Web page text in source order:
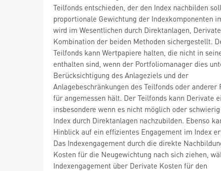
Teilfonds entschieden, der den Index nachbilden
proportionale Gewichtung der Indexkomponenten
wird im Wesentlichen durch Direktanlagen,
Kombination der beiden Methoden sichergestellt.
Teilfonds kann Wertpapiere halten, die nicht in
enthalten sind, wenn der Portfoliomanager dies
Berücksichtigung des Anlageziels und der
Anlagebeschränkungen des Teilfonds oder anderer
für angemessen hält. Der Teilfonds kann Derivate
insbesondere wenn es nicht möglich oder
Index durch Direktanlagen nachzubilden. Ebenso
Hinblick auf ein effizientes Engagement im Index
Das Indexengagement durch die direkte
Kosten für die Neugewichtung nach sich ziehen,
Indexengagement über Derivate Kosten für den